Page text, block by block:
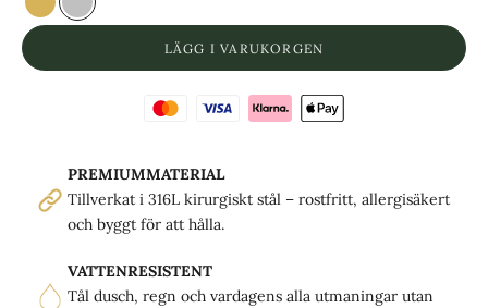
18k PVD guldbeläggning
316-L Kirurgiskt stål
LÄGG I VARUKORGEN
PREMIUMMATERIAL
Tillverkat i 316L kirurgiskt stål – rostfritt, allergisäkert
och byggt för att hålla.
VATTENRESISTENT
Tål dusch, regn och vardagens alla utmaningar utan